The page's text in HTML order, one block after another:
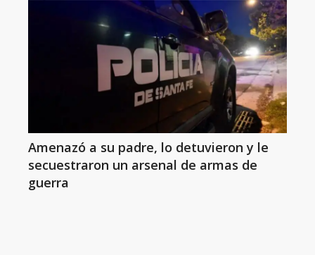
Amenazó a su padre, lo detuvieron y le
secuestraron un arsenal de armas de
guerra